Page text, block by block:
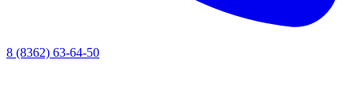
8 (8362) 63-64-50